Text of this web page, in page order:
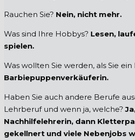
Rauchen Sie? Nein, nicht mehr.
Was sind Ihre Hobbys? Lesen,
spielen.
Was wollten Sie werden, als Sie ein
Barbiepuppenverkäuferin.
Haben Sie auch andere Berufe
Lehrberuf und wenn ja, welche?
Nachhilfelehrerin, dann
gekellnert und viele Nebenjobs